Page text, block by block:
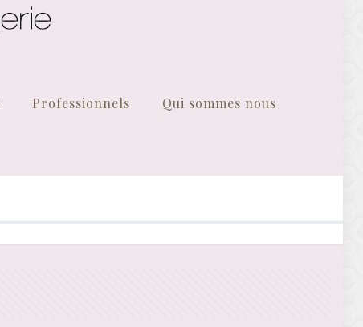
Professionnels Qui sommes nous